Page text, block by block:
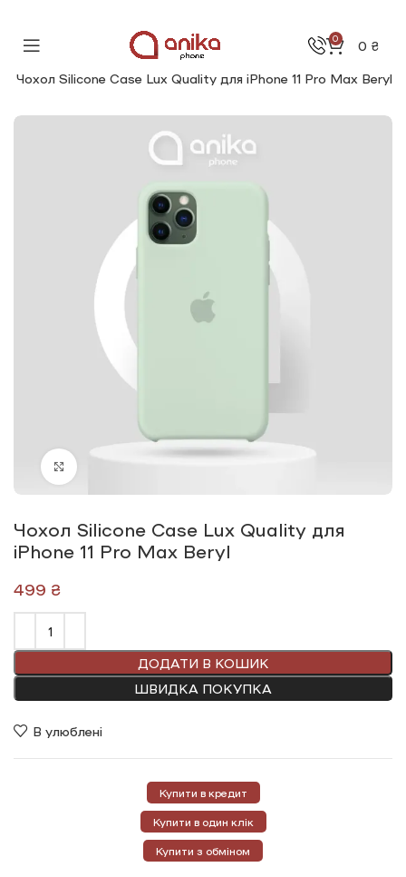
0 0 ₴
Чохол Silicone Сase Lux Quality для iPhone 11 Pro Max Beryl
Чохол Silicone Сase Lux Quality для
iPhone 11 Pro Max Beryl
₴
ДОДАТИ В КОШИК
ШВИДКА ПОКУПКА
В улюблені
Купити в кредит
Купити в один клік
Купити з обміном